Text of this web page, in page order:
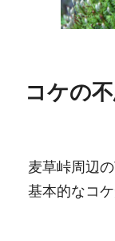
コケの
麦草峠周辺
基本的なコ